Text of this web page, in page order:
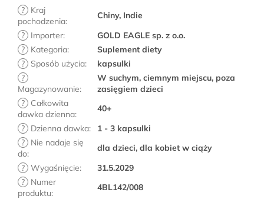
?
Kraj
pochodzenia:
Chiny, Indie
?
Importer:
GOLD EAGLE sp. z o.o.
?
Kategoria:
Suplement diety
?
Sposób użycia:
kapsulki
?
Magazynowanie:
W suchym, ciemnym miejscu, poza
zasięgiem dzieci
?
Całkowita
dawka dzienna:
40+
?
Dzienna dawka:
1 - 3 kapsulki
?
Nie nadaje się
do:
dla dzieci, dla kobiet w ciąży
? Wygaśnięcie:
31.5.2029
?
Numer
produktu:
4BL142/008